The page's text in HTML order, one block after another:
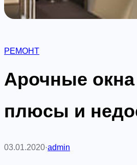
РЕМОНТ
Арочные
плюсы и
03.01.2020·admin